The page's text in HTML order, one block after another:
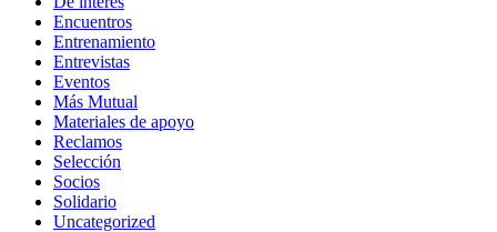
Encuentros
Entrenamiento
Entrevistas
Eventos
Más Mutual
Materiales de apoyo
Reclamos
Selección
Socios
Solidario
Uncategorized